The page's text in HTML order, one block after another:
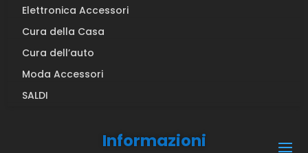
Elettronica Accessori
Cura della Casa
Cura dell’auto
Moda Accessori
SALDI
Informazioni